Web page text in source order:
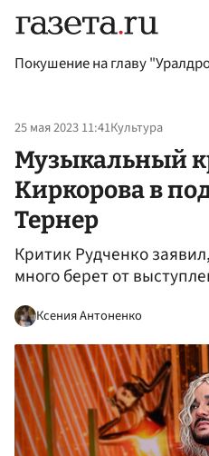
Покушение на главу
25 мая 2023 11:41Культура
Музыкальный
Киркорова в
Тернер
Критик Рудченко
много берет от
Ксения Антоненко